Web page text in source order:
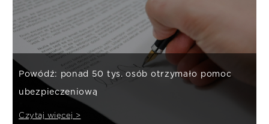
Powódź: ponad 50 tys. osób otrzymało pomoc
ubezpieczeniową
Czytaj więcej >